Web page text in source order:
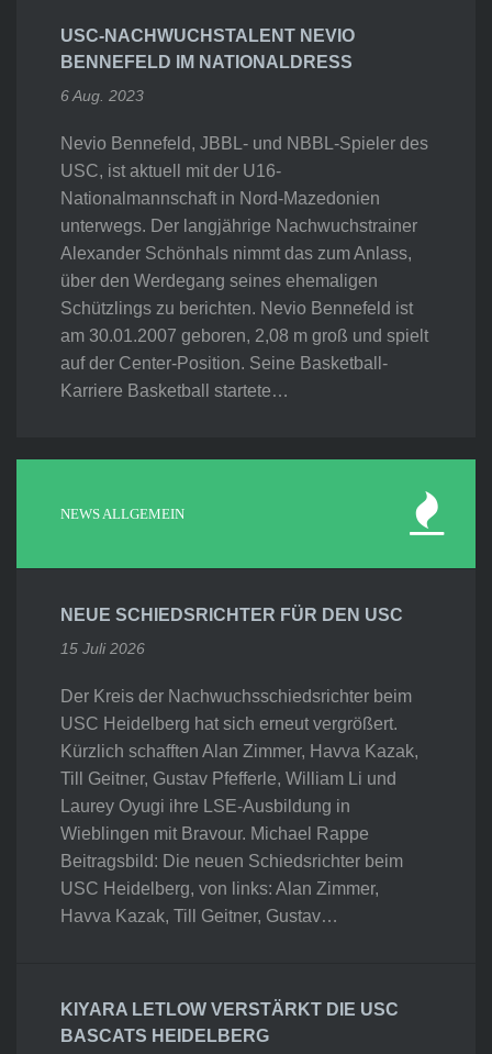
USC-NACHWUCHSTALENT NEVIO
BENNEFELD IM NATIONALDRESS
6 Aug. 2023
Nevio Bennefeld, JBBL- und NBBL-Spieler des
USC, ist aktuell mit der U16-
Nationalmannschaft in Nord-Mazedonien
unterwegs. Der langjährige Nachwuchstrainer
Alexander Schönhals nimmt das zum Anlass,
über den Werdegang seines ehemaligen
Schützlings zu berichten. Nevio Bennefeld ist
am 30.01.2007 geboren, 2,08 m groß und spielt
auf der Center-Position. Seine Basketball-
Karriere Basketball startete…
NEWS ALLGEMEIN
NEUE SCHIEDSRICHTER FÜR DEN USC
15 Juli 2026
Der Kreis der Nachwuchsschiedsrichter beim
USC Heidelberg hat sich erneut vergrößert.
Kürzlich schafften Alan Zimmer, Havva Kazak,
Till Geitner, Gustav Pfefferle, William Li und
Laurey Oyugi ihre LSE-Ausbildung in
Wieblingen mit Bravour. Michael Rappe
Beitragsbild: Die neuen Schiedsrichter beim
USC Heidelberg, von links: Alan Zimmer,
Havva Kazak, Till Geitner, Gustav…
KIYARA LETLOW VERSTÄRKT DIE USC
BASCATS HEIDELBERG